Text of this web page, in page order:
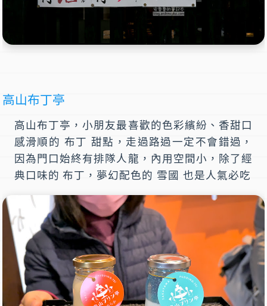
高山布丁亭
高山布丁亭，小朋友最喜歡的色彩繽紛、香甜口
感滑順的 布丁 甜點，走過路過一定不會錯過，
因為門口始終有排隊人龍，內用空間小，除了經
典口味的 布丁，夢幻配色的 雪國 也是人氣必吃